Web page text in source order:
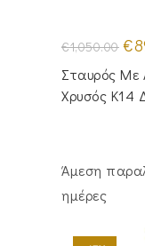
€1,050.00 €
Σταυρός Με
Χρυσός Κ14
Άμεση
ημέρες